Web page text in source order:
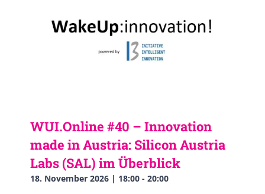
WUI.Online #40 – Innovation
made in Austria: Silicon Austria
Labs (SAL) im Überblick
18. November 2026 | 18:00 - 20:00